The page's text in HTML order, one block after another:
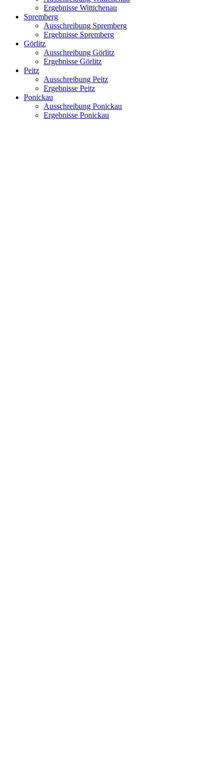
Ergebnisse Wittichenau
Spremberg
Ausschreibung Spremberg
Ergebnisse Spremberg
Görlitz
Ausschreibung Görlitz
Ergebnisse Görlitz
Peitz
Ausschreibung Peitz
Ergebnisse Peitz
Ponickau
Ausschreibung Ponickau
Ergebnisse Ponickau